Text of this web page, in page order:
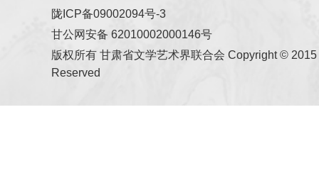
陇ICP备09002094号-3
甘公网安备 62010002000146号
版权所有 甘肃省文学艺术界联合会 Copyright ©
Reserved